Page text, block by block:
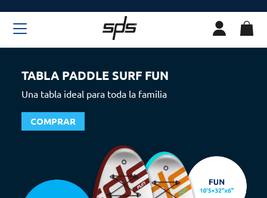
TABLA PADDLE SURF FUN
Una tabla ideal para toda la familia
COMPRAR